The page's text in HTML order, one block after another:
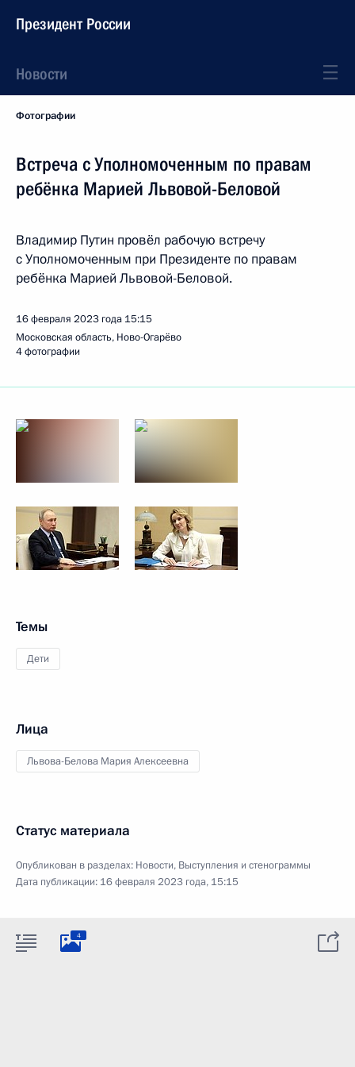
Президент России
Новости
Фотографии
Встреча с Уполномоченным по правам
ребёнка Марией Львовой-Беловой
Владимир Путин провёл рабочую встречу
с Уполномоченным при Президенте по правам
ребёнка Марией Львовой-Беловой.
16 февраля 2023 года 15:15
Московская область, Ново-Огарёво
4 фотографии
Темы
Дети
Лица
Львова-Белова Мария Алексеевна
Статус материала
Опубликован в разделах: Новости, Выступления и стенограммы
Дата публикации: 16 февраля 2023 года, 15:15
4